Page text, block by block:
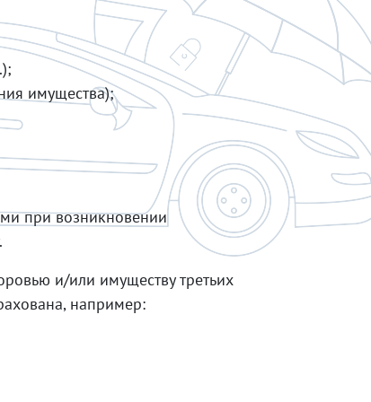
имущества);
при возникновении
и/или имуществу третьих
например: